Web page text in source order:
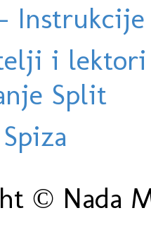
i
Split
© Nada